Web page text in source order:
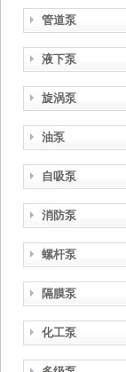
管道泵
液下泵
旋涡泵
油泵
自吸泵
消防泵
螺杆泵
隔膜泵
化工泵